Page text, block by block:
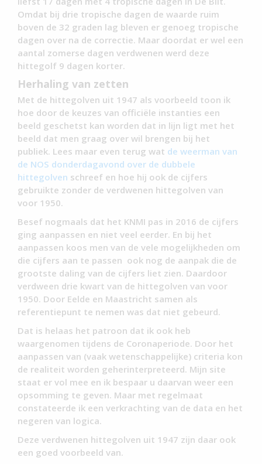
Omdat bij drie tropische dagen de waarde ruim
boven de 32 graden lag bleven er genoeg tropische
dagen over na de correctie. Maar doordat er wel een
aantal zomerse dagen verdwenen werd deze
hittegolf 9 dagen korter.
Herhaling van zetten
Met de hittegolven uit 1947 als voorbeeld toon ik
hoe door de keuzes van officiële instanties een
beeld geschetst kan worden dat in lijn ligt met het
beeld dat men graag over wil brengen bij het
publiek. Lees maar even terug wat de weerman van
de NOS donderdagavond over de dubbele
hittegolven schreef en hoe hij ook de cijfers
gebruikte zonder de verdwenen hittegolven van
voor 1950.
Besef nogmaals dat het KNMI pas in 2016 de cijfers
ging aanpassen en niet veel eerder. En bij het
aanpassen koos men van de vele mogelijkheden om
die cijfers aan te passen ook nog de aanpak die de
grootste daling van de cijfers liet zien. Daardoor
verdween drie kwart van de hittegolven van voor
1950. Door Eelde en Maastricht samen als
referentiepunt te nemen was dat niet gebeurd.
Dat is helaas het patroon dat ik ook heb
waargenomen tijdens de Coronaperiode. Door het
aanpassen van (vaak wetenschappelijke) criteria kon
de realiteit worden geherinterpreteerd. Mijn site
staat er vol mee en ik bespaar u daarvan weer een
opsomming te geven. Maar met regelmaat
constateerde ik een verkrachting van de data en het
negeren van logica.
Deze verdwenen hittegolven uit 1947 zijn daar ook
een goed voorbeeld van.